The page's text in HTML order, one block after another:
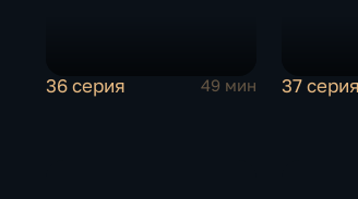
36 серия 49 мин 37 серия